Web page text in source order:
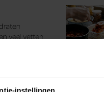
instellingen
veel vetten
is
die